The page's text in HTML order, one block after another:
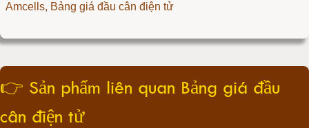
Amcells, Bảng giá đầu cân điện tử
👉 Sản phẩm liên quan Bảng giá đầu
cân điện tử